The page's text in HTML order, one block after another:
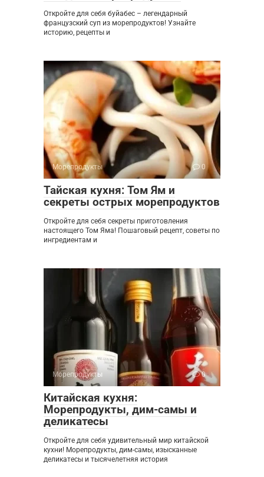
Откройте для себя буйабес – легендарный
французский суп из морепродуктов! Узнайте
историю, рецепты и
Морепродукты 0
Тайская кухня: Том Ям и
секреты острых морепродуктов
Откройте для себя секреты приготовления
настоящего Том Яма! Пошаговый рецепт, советы по
ингредиентам и
Морепродукты 0
Китайская кухня:
Морепродукты, дим-самы и
деликатесы
Откройте для себя удивительный мир китайской
кухни! Морепродукты, дим-самы, изысканные
деликатесы и тысячелетняя история